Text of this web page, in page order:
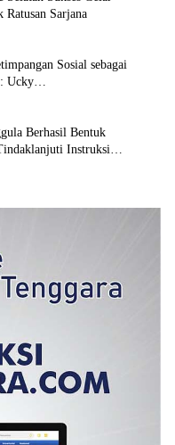
Sarjana
Sosial sebagai
Ucky
Berhasil Bentuk
Instruksi